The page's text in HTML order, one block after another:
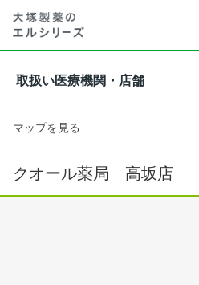
取扱い医療機関・店舗
マップを見る
クオール薬局 高坂店